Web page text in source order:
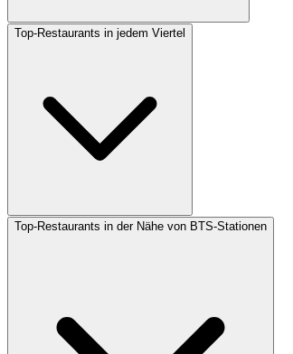
Top-Restaurants in jedem Viertel
Top-Restaurants in der Nähe von BTS-Stationen